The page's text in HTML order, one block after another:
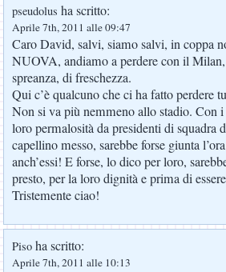
pseudolus ha scritto:
Aprile 7th, 2011 alle 09:47
Caro David, salvi, siamo salvi, in coppa
NUOVA, andiamo a perdere con il Milan,
spreanza, di freschezza.
Qui c’è qualcuno che ci ha fatto perdere
Non si va più nemmeno allo stadio. Con
loro permalosità da presidenti di squadra
capellino messo, sarebbe forse giunta
anch’essi! E forse, lo dico per loro,
presto, per la loro dignità e prima di
Tristemente ciao!
Piso ha scritto:
Aprile 7th, 2011 alle 10:13